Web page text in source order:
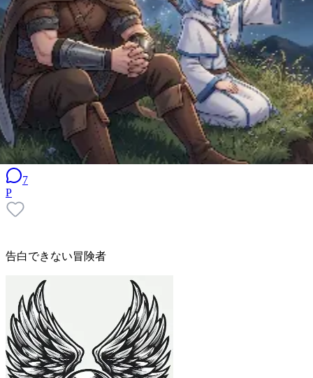
7
P
告白できない冒険者